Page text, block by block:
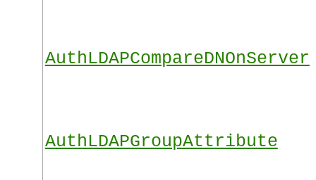
AuthLDAPCompareDNOnServer
AuthLDAPGroupAttribute